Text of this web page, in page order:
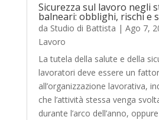
Sicurezza sul lavoro negli
balneari: obblighi, rischi e
da Studio di Battista | Ago 7,
Lavoro
La tutela della salute e della
lavoratori deve essere un
all’organizzazione lavorativa,
che l’attività stessa venga
durante l’arco dell’anno,